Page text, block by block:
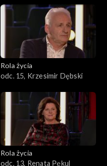
Rola życia
odc. 15, Krzesimir Dębski
Rola życia
odc. 13, Renata Pękul